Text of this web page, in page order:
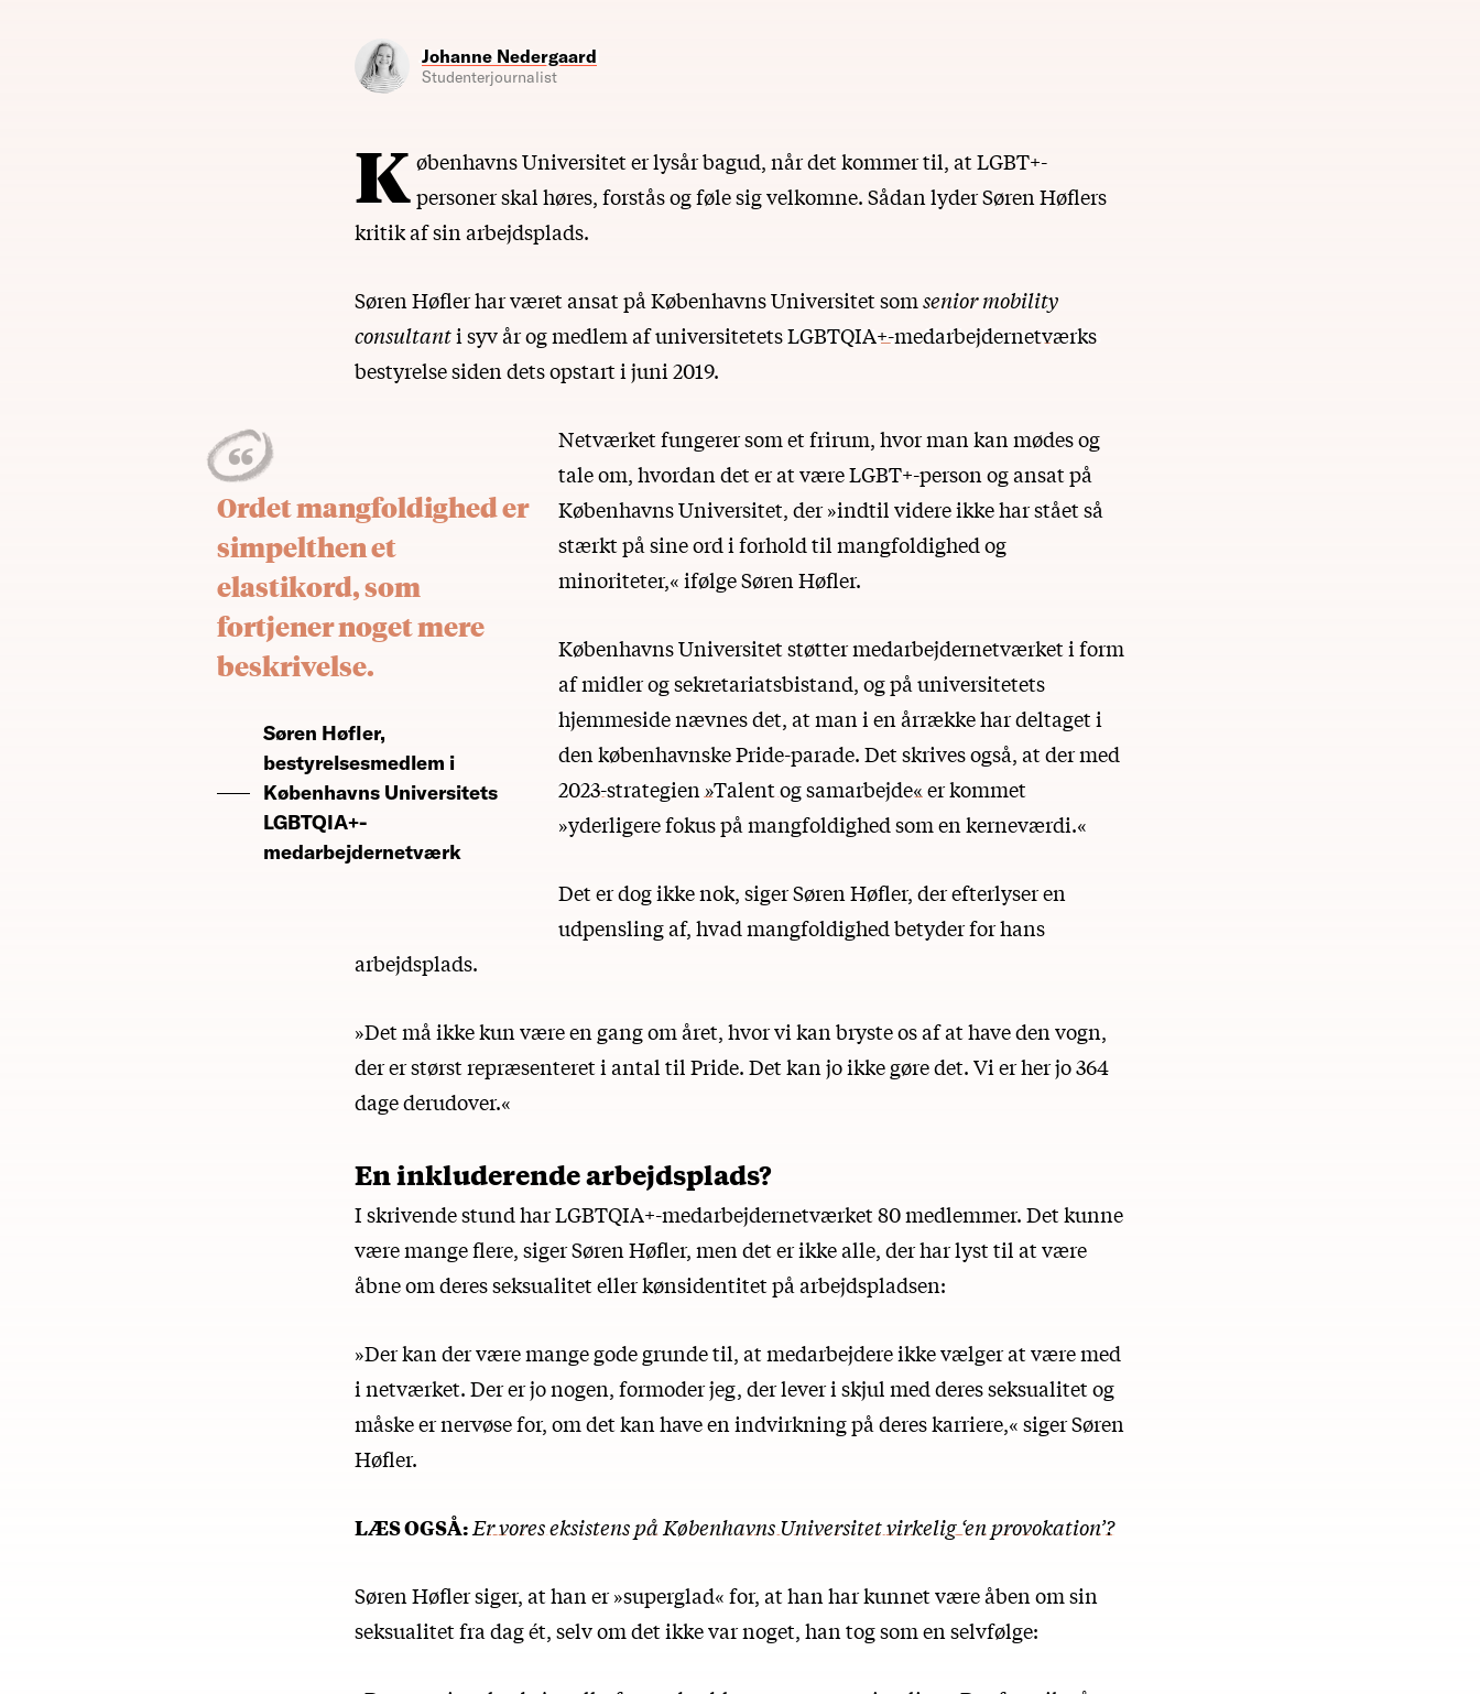
Johanne Nedergaard
Studenterjournalist
Københavns Universitet er lysår bagud, når det kommer til, at LGBT+-
personer skal høres, forstås og føle sig velkomne. Sådan lyder Søren Høflers
kritik af sin arbejdsplads.
Søren Høfler har været ansat på Københavns Universitet somsenior mobility
consultanti syv år og medlem af universitetetsLGBTQIA+-medarbejdernetværks
bestyrelse siden dets opstart i juni 2019.
Ordet mangfoldighed er
simpelthen et
elastikord, som
fortjener noget mere
beskrivelse.
Søren Høfler,
bestyrelsesmedlem i
Københavns Universitets
LGBTQIA+-
medarbejdernetværk
Netværket fungerer som et frirum, hvor man kan mødes og
tale om, hvordan det er at være LGBT+-person og ansat på
Københavns Universitet, der »indtil videre ikke har stået så
stærkt på sine ord i forhold til mangfoldighed og
minoriteter,« ifølge Søren Høfler.
Københavns Universitet støtter medarbejdernetværket i form
af midler og sekretariatsbistand, og på universitetets
hjemmesidenævnes det, at man i en årrække har deltaget i
den københavnske Pride-parade. Det skrives også, at der med
2023-strategien »Talent og samarbejde«er kommet
»yderligere fokus på mangfoldighed som en kerneværdi.«
Det er dog ikke nok, siger Søren Høfler, der efterlyser en
udpensling af, hvad mangfoldighed betyder for hans
arbejdsplads.
»Det må ikke kun være en gang om året, hvor vi kan bryste os af at have den vogn,
der er størst repræsenteret i antal til Pride. Det kan jo ikke gøre det. Vi er her jo 364
dage derudover.«
En inkluderende arbejdsplads?
I skrivende stund har LGBTQIA+-medarbejdernetværket 80 medlemmer. Det kunne
være mange flere, siger Søren Høfler, men det er ikke alle, der har lyst til at være
åbne om deres seksualitet eller kønsidentitet på arbejdspladsen:
»Der kan der være mange gode grunde til, at medarbejdere ikke vælger at være med
i netværket. Der er jo nogen, formoder jeg, der lever i skjul med deres seksualitet og
måske er nervøse for, om det kan have en indvirkning på deres karriere,« siger Søren
Høfler.
LÆS OGSÅ:Er vores eksistens på Københavns Universitet virkelig ‘en provokation’?
Søren Høfler siger, at han er »superglad« for, at han har kunnet være åben om sin
seksualitet fra dag ét, selv om det ikke var noget, han tog som en selvfølge: